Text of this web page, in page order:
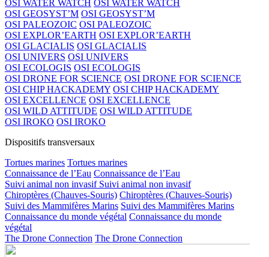
OSI WATER WATCH OSI WATER WATCH
OSI GEOSYST’M OSI GEOSYST’M
OSI PALEOZOIC OSI PALEOZOIC
OSI EXPLOR’EARTH OSI EXPLOR’EARTH
OSI GLACIALIS OSI GLACIALIS
OSI UNIVERS OSI UNIVERS
OSI ECOLOGIS OSI ECOLOGIS
OSI DRONE FOR SCIENCE OSI DRONE FOR SCIENCE
OSI CHIP HACKADEMY OSI CHIP HACKADEMY
OSI EXCELLENCE OSI EXCELLENCE
OSI WILD ATTITUDE OSI WILD ATTITUDE
OSI IROKO OSI IROKO
Dispositifs transversaux
Tortues marines Tortues marines
Connaissance de l’Eau Connaissance de l’Eau
Suivi animal non invasif Suivi animal non invasif
Chiroptères (Chauves-Souris) Chiroptères (Chauves-Souris)
Suivi des Mammifères Marins Suivi des Mammifères Marins
Connaissance du monde végétal Connaissance du monde
végétal
The Drone Connection The Drone Connection